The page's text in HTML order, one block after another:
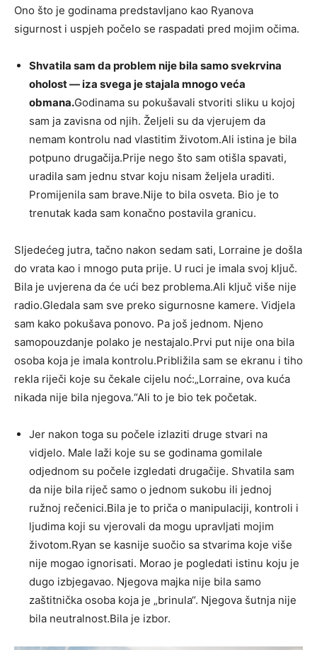
Ono što je godinama predstavljano kao Ryanova
sigurnost i uspjeh počelo se raspadati pred mojim očima.
Shvatila sam da problem nije bila samo svekrvina
oholost — iza svega je stajala mnogo veća
obmana.Godinama su pokušavali stvoriti sliku u kojoj
sam ja zavisna od njih. Željeli su da vjerujem da
nemam kontrolu nad vlastitim životom.Ali istina je bila
potpuno drugačija.Prije nego što sam otišla spavati,
uradila sam jednu stvar koju nisam željela uraditi.
Promijenila sam brave.Nije to bila osveta. Bio je to
trenutak kada sam konačno postavila granicu.
Sljedećeg jutra, tačno nakon sedam sati, Lorraine je došla
do vrata kao i mnogo puta prije. U ruci je imala svoj ključ.
Bila je uvjerena da će ući bez problema.Ali ključ više nije
radio.Gledala sam sve preko sigurnosne kamere. Vidjela
sam kako pokušava ponovo. Pa još jednom. Njeno
samopouzdanje polako je nestajalo.Prvi put nije ona bila
osoba koja je imala kontrolu.Približila sam se ekranu i tiho
rekla riječi koje su čekale cijelu noć:„Lorraine, ova kuća
nikada nije bila njegova.“Ali to je bio tek početak.
Jer nakon toga su počele izlaziti druge stvari na
vidjelo. Male laži koje su se godinama gomilale
odjednom su počele izgledati drugačije. Shvatila sam
da nije bila riječ samo o jednom sukobu ili jednoj
ružnoj rečenici.Bila je to priča o manipulaciji, kontroli i
ljudima koji su vjerovali da mogu upravljati mojim
životom.Ryan se kasnije suočio sa stvarima koje više
nije mogao ignorisati. Morao je pogledati istinu koju je
dugo izbjegavao. Njegova majka nije bila samo
zaštitnička osoba koja je „brinula“. Njegova šutnja nije
bila neutralnost.Bila je izbor.